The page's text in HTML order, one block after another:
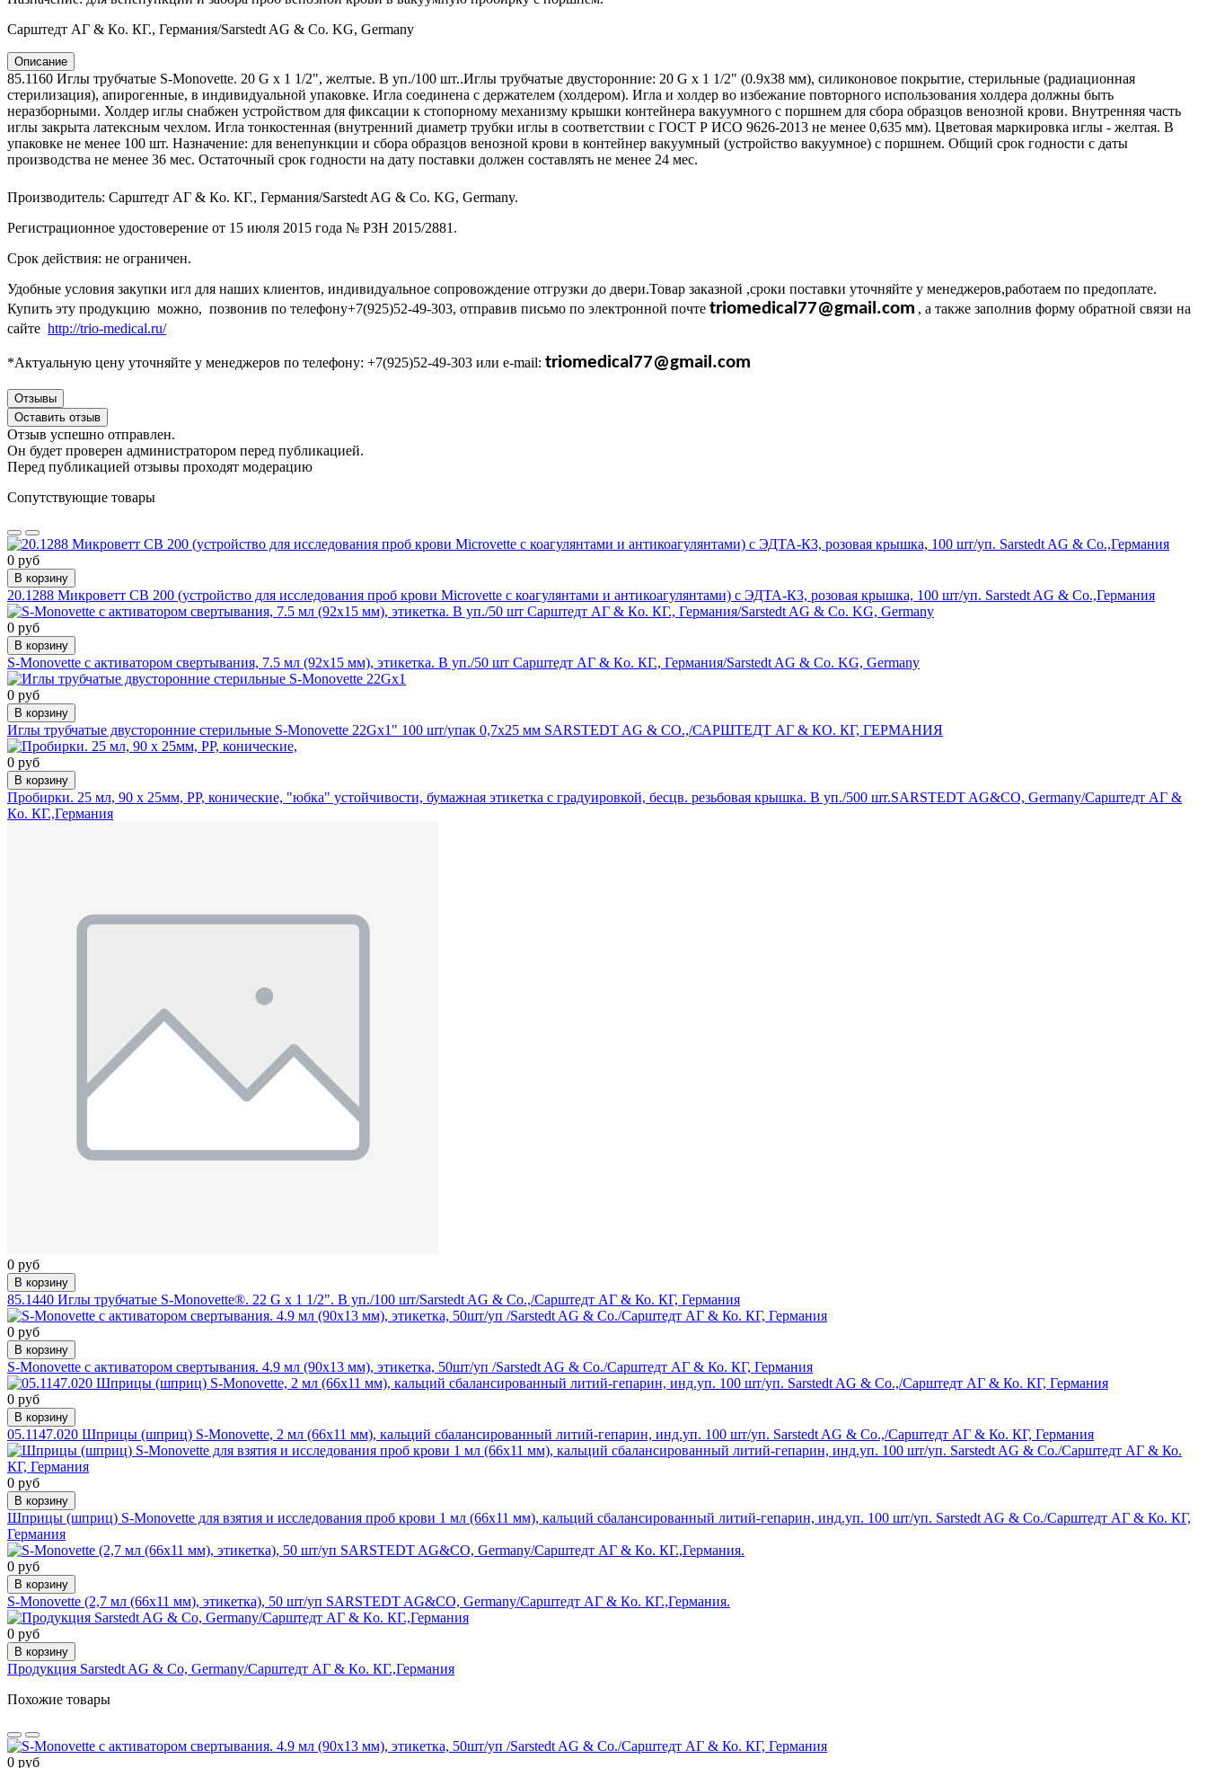
Сарштедт АГ & Кo. КГ., Германия/Sarstedt AG & Co. KG, Germany
Описание
85.1160 Иглы трубчатые S-Monovette. 20 G x 1 1/2", желтые. В уп./100 шт..Иглы трубчатые двусторонние: 20 G x 1 1/2" (0.9х38 мм), силиконовое покрытие, стерильные (радиационная
стерилизация), апирогенные, в индивидуальной упаковке. Игла соединена с держателем (холдером). Игла и холдер во избежание повторного использования холдера должны быть
неразборными. Холдер иглы снабжен устройством для фиксации к стопорному механизму крышки контейнера вакуумного с поршнем для сбора образцов венозной крови. Внутренняя часть
иглы закрыта латексным чехлом. Игла тонкостенная (внутренний диаметр трубки иглы в соответствии с ГОСТ Р ИСО 9626-2013 не менее 0,635 мм). Цветовая маркировка иглы - желтая. В
упаковке не менее 100 шт. Назначение: для венепункции и сбора образцов венозной крови в контейнер вакуумный (устройство вакуумное) с поршнем. Общий срок годности с даты
производства не менее 36 мес. Остаточный срок годности на дату поставки должен составлять не менее 24 мес.
Производитель: Сарштедт АГ & Кo. КГ., Германия/Sarstedt AG & Co. KG, Germany.
Регистрационное удостоверение от 15 июля 2015 года № РЗН 2015/2881.
Срок действия: не ограничен.
Удобные условия закупки игл для наших клиентов, индивидуальное сопровождение отгрузки до двери.Товар заказной ,сроки поставки уточняйте у менеджеров,работаем по предоплате.
Купить эту продукцию можно, позвонив по телефону+7(925)52-49-303, отправив письмо по электронной почте triomedical77@gmail.com , а также заполнив форму обратной связи на
сайте http://trio-medical.ru/
*Актуальную цену уточняйте у менеджеров по телефону: +7(925)52-49-303 или e-mail: triomedical77@gmail.com
Отзывы
Оставить отзыв
Отзыв успешно отправлен.
Он будет проверен администратором перед публикацией.
Перед публикацией отзывы проходят модерацию
Сопутствующие товары
0 руб
В корзину
20.1288 Микроветт СВ 200 (устройство для исследования проб крови Microvette с коагулянтами и антикоагулянтами) с ЭДТА-К3, розовая крышка, 100 шт/уп. Sarstedt AG & Co.,Германия
0 руб
В корзину
S-Monovette с активатором свертывания, 7.5 мл (92х15 мм), этикетка. В уп./50 шт Сарштедт АГ & Кo. КГ., Германия/Sarstedt AG & Co. KG, Germany
0 руб
В корзину
Иглы трубчатые двусторонние стерильные S-Monovette 22Gx1" 100 шт/упак 0,7х25 мм SARSTEDT AG & CO.,/САРШТЕДТ АГ & КО. КГ, ГЕРМАНИЯ
0 руб
В корзину
Пробирки. 25 мл, 90 х 25мм, РР, конические, "юбка" устойчивости, бумажная этикетка с градуировкой, бесцв. резьбовая крышка. В уп./500 шт.SARSTEDT AG&CO, Germany/Сарштедт АГ &
Кo. КГ.,Германия
0 руб
В корзину
85.1440 Иглы трубчатые S-Monovette®. 22 G x 1 1/2". В уп./100 шт/Sarstedt AG & Co.,/Сарштедт АГ & Ко. КГ, Германия
0 руб
В корзину
S-Monovette с активатором свертывания. 4.9 мл (90х13 мм), этикетка, 50шт/уп /Sarstedt AG & Co./Сарштедт АГ & Ко. КГ, Германия
0 руб
В корзину
05.1147.020 Шприцы (шприц) S-Monovette, 2 мл (66х11 мм), кальций сбалансированный литий-гепарин, инд.уп. 100 шт/уп. Sarstedt AG & Co.,/Сарштедт АГ & Ко. КГ, Германия
0 руб
В корзину
Шприцы (шприц) S-Monovette для взятия и исследования проб крови 1 мл (66х11 мм), кальций сбалансированный литий-гепарин, инд.уп. 100 шт/уп. Sarstedt AG & Co./Сарштедт АГ & Ко. КГ,
Германия
0 руб
В корзину
S-Monovette (2,7 мл (66х11 мм), этикетка), 50 шт/уп SARSTEDT AG&CO, Germany/Сарштедт АГ & Кo. КГ.,Германия.
0 руб
В корзину
Продукция Sarstedt AG & Co, Germany/Сарштедт АГ & Кo. КГ.,Германия
Похожие товары
0 руб